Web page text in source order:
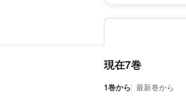
現在7巻
1巻から 最新巻から